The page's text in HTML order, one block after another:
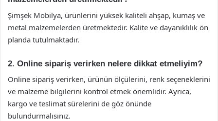
Şimşek Mobilya, ürünlerini yüksek kaliteli ahşap, kumaş ve
metal malzemelerden üretmektedir. Kalite ve dayanıklılık ön
planda tutulmaktadır.
2. Online sipariş verirken nelere dikkat etmeliyim?
Online sipariş verirken, ürünün ölçülerini, renk seçeneklerini
ve malzeme bilgilerini kontrol etmek önemlidir. Ayrıca,
kargo ve teslimat sürelerini de göz önünde
bulundurmalısınız.